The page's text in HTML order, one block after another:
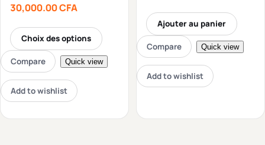
30,000.00CFA
Choix des options
Compare Quick view
Add to wishlist
Ajouter au panier
Compare Quick view
Add to wishlist